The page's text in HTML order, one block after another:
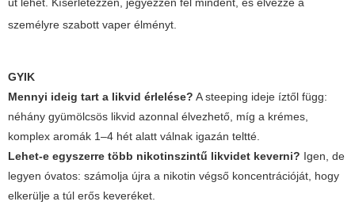
személyre szabott vaper élményt.
GYIK
Mennyi ideig tart a likvid érlelése? A steeping ideje íztől függ:
néhány gyümölcsös likvid azonnal élvezhető, míg a krémes,
komplex aromák 1–4 hét alatt válnak igazán teltté.
Lehet-e egyszerre több nikotinszintű likvidet keverni? Igen, de
legyen óvatos: számolja újra a nikotin végső koncentrációját, hogy
elkerülje a túl erős keveréket.